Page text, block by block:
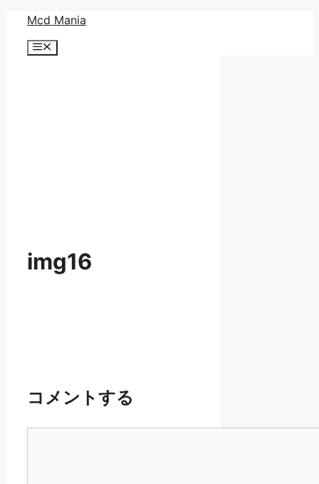
Mcd Mania
メ
img16
コメントする